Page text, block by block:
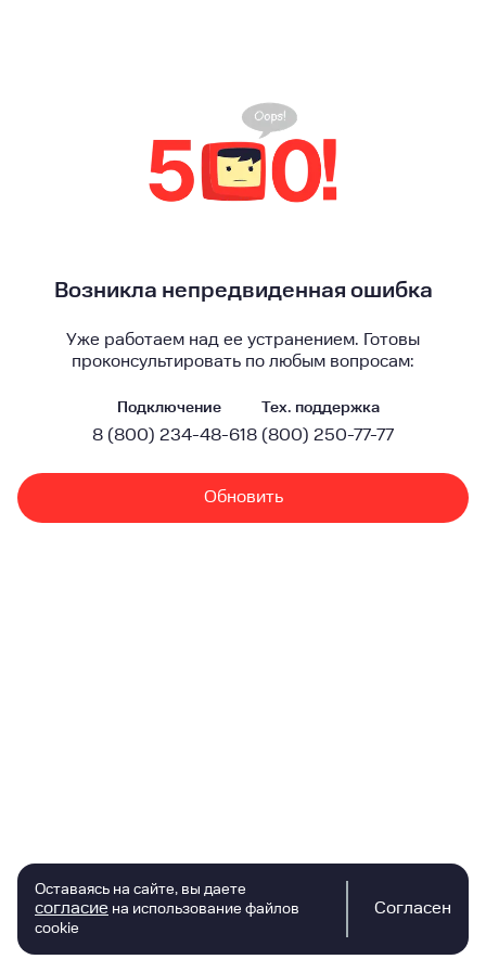
Возникла непредвиденная ошибка
Уже работаем над ее устранением. Готовы
проконсультировать по любым вопросам:
Подключение
8 (800) 234-48-61
Тех. поддержка
8 (800) 250-77-77
Обновить
Оставаясь на сайте, вы даете
согласие на использование файлов
cookie
Согласен